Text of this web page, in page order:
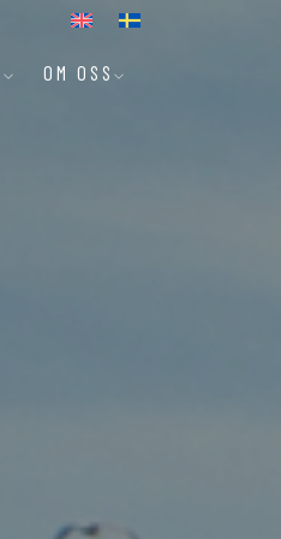
OM OSS